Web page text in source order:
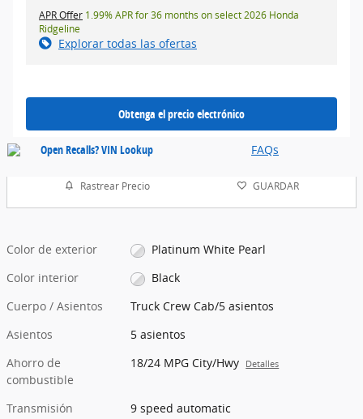
APR Offer 1.99% APR for 36 months on select 2026 Honda
Ridgeline
Explorar todas las ofertas
Obtenga el precio electrónico
FAQs
Rastrear Precio GUARDAR
Color de exterior
Platinum White Pearl
Color interior
Black
Cuerpo / Asientos
Truck Crew Cab/5 asientos
Asientos
5 asientos
Ahorro de
combustible
18/24 MPG City/Hwy Detalles
Transmisión
9 speed automatic